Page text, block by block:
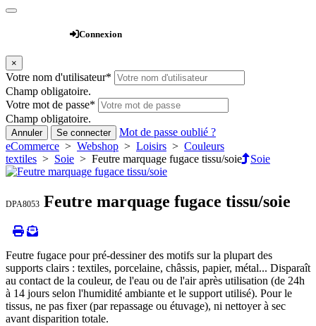
Connexion
×
Votre nom d'utilisateur*
Champ obligatoire.
Votre mot de passe*
Champ obligatoire.
Annuler Se connecter
Mot de passe oublié ?
eCommerce > Webshop > Loisirs > Couleurs
textiles > Soie > Feutre marquage fugace tissu/soie Soie
DPA8053 Feutre marquage fugace tissu/soie
Feutre fugace pour pré-dessiner des motifs sur la plupart des
supports clairs : textiles, porcelaine, châssis, papier, métal... Disparaît
au contact de la couleur, de l'eau ou de l'air après utilisation (de 24h
à 14 jours selon l'humidité ambiante et le support utilisé). Pour le
tissus, ne pas fixer (par repassage ou étuvage), ni nettoyer à sec
avant disparition totale.